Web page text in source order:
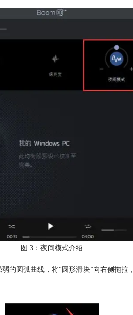
图 3：夜间模式介绍
的圆弧曲线，将“圆形滑块”向右侧拖